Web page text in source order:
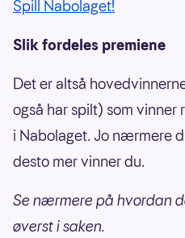
Spill Nabolaget!
Slik fordeles premiene
Det er altså
også har spilt) som
i Nabolaget. Jo nærmere
desto mer vinner du.
Se nærmere på hvordan
øverst i saken.